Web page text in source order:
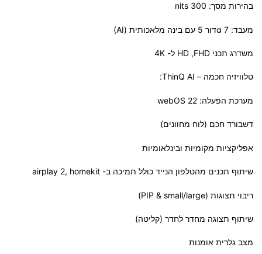
בהירות מסך: nits 300
מעבד: 7 αדור 5 עם בינה מלאכותית (AI)
משדרג תכני HD ,FHD ל- 4K
טלוויזיה חכמה – ThinQ AI:
מערכת הפעלה: webOS 22
דשבורד חכם (לוח מחוונים)
אפליקציות מקומיות ובינלאומיות
שיתוף תכנים מהטלפון הנייד כולל תמיכה ב- airplay 2, homekit
ריבוי תצוגות (PIP & small/large)
שיתוף תצוגה מחדר לחדר (קליטה)
מצב גלרית אומנות